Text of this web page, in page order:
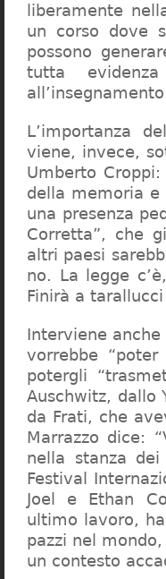
liberamente
un corso dove
possono
tutta
L’importanza
viene, invece,
Umberto
della memoria e
una presenza
Corretta”, che
altri paesi
no. La legge
Finirà a
Interviene
vorrebbe
potergli
Auschwitz, dallo
da Frati, che
Marrazzo dice:
nella stanza
Festival
Joel e Ethan
ultimo lavoro,
pazzi nel
un contesto